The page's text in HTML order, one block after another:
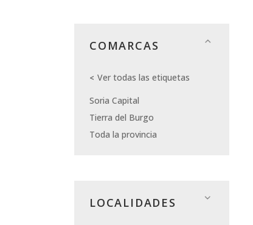
COMARCAS
Ver todas las etiquetas
Soria Capital
Tierra del Burgo
Toda la provincia
LOCALIDADES